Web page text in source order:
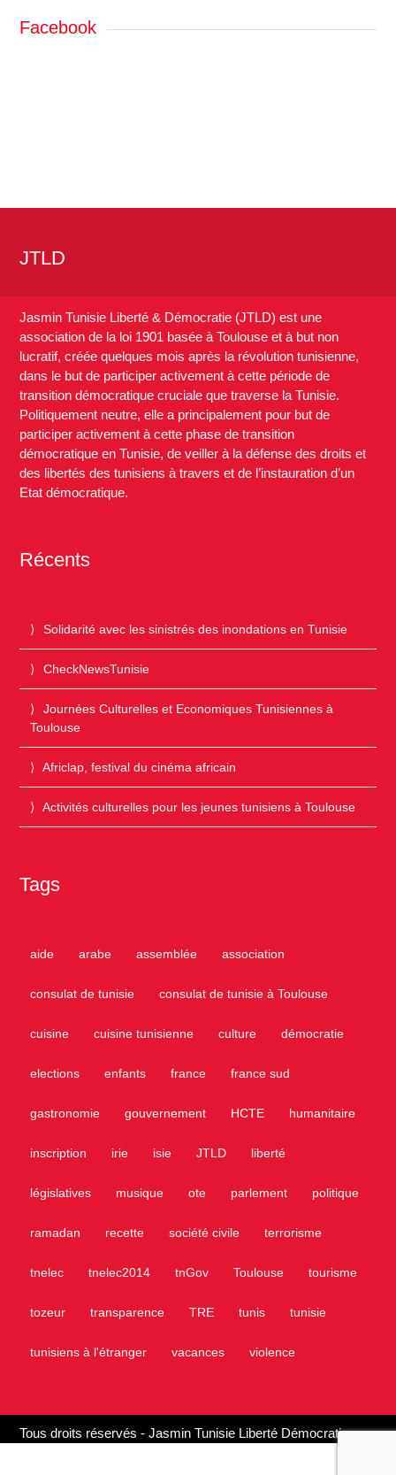
Facebook
JTLD
Jasmin Tunisie Liberté & Démocratie (JTLD) est une
association de la loi 1901 basée à Toulouse et à but non
lucratif, créée quelques mois après la révolution tunisienne,
dans le but de participer activement à cette période de
transition démocratique cruciale que traverse la Tunisie.
Politiquement neutre, elle a principalement pour but de
participer activement à cette phase de transition
démocratique en Tunisie, de veiller à la défense des droits et
des libertés des tunisiens à travers et de l’instauration d’un
Etat démocratique.
Récents
Solidarité avec les sinistrés des inondations en Tunisie
CheckNewsTunisie
Journées Culturelles et Economiques Tunisiennes à
Toulouse
Africlap, festival du cinéma africain
Activités culturelles pour les jeunes tunisiens à Toulouse
Tags
aide arabe assemblée association
consulat de tunisie consulat de tunisie à Toulouse
cuisine cuisine tunisienne culture démocratie
elections enfants france france sud
gastronomie gouvernement HCTE humanitaire
inscription irie isie JTLD liberté
législatives musique ote parlement politique
ramadan recette société civile terrorisme
tnelec tnelec2014 tnGov Toulouse tourisme
tozeur transparence TRE tunis tunisie
tunisiens à l'étranger vacances violence
Tous droits réservés - Jasmin Tunisie Liberté Démocratie